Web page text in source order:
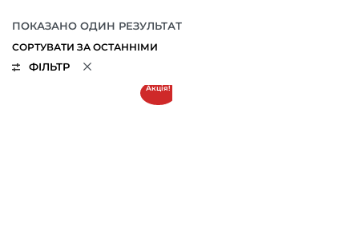
ПОКАЗАНО ОДИН РЕЗУЛЬТАТ
ФІЛЬТР
Акція!